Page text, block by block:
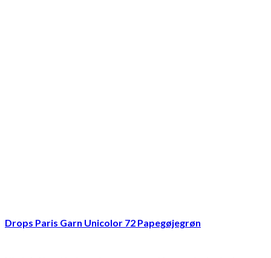
Drops Paris Garn Unicolor 72 Papegøjegrøn